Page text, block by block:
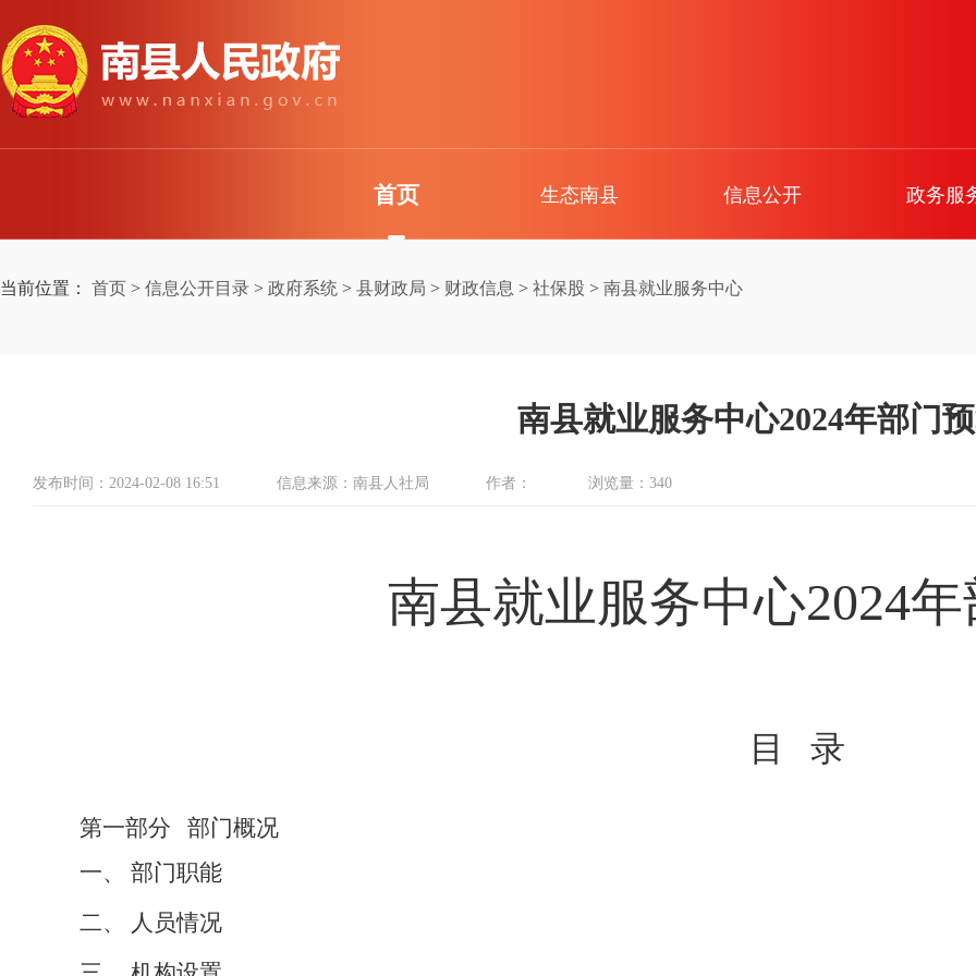
首页 生态南县 信息公开 政务服
当前位置： 首页 > 信息公开目录 > 政府系统 > 县财政局 > 财政信息 > 社保股 > 南县就业服务中心
南县就业服务中心2024年部门
发布时间：2024-02-08 16:51 信息来源：南县人社局 作者： 浏览量： 340
南县就业服务中心2024年
目 录
第一部分
部门概况
一、
部门职能
二、
人员情况